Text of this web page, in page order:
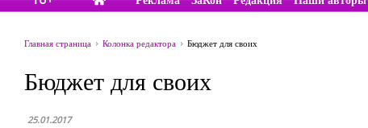
Главная страница Колонка редактора Бюджет для своих
Бюджет для своих
25.01.2017